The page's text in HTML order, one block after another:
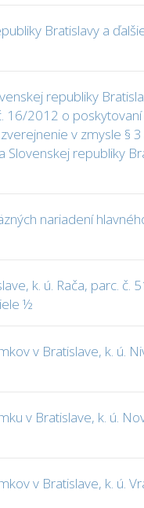
Bratislavy a
republiky
16/2012 o
v zmysle §
republiky
nariadení
k. ú. Rača, parc. č.
½
v Bratislave, k. ú.
v Bratislave, k. ú.
v Bratislave, k. ú.